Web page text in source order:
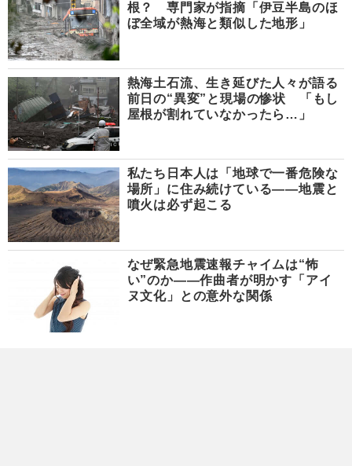
根？ 専門家が指摘「伊豆半島のほ
ぼ全域が熱海と類似した地形」
熱海土石流、生き延びた人々が語る
前日の“異変”と現場の惨状 「もし
屋根が割れていなかったら…」
私たち日本人は「地球で一番危険な
場所」に住み続けている――地震と
噴火は必ず起こる
なぜ緊急地震速報チャイムは“怖
い”のか――作曲者が明かす「アイ
ヌ文化」との意外な関係